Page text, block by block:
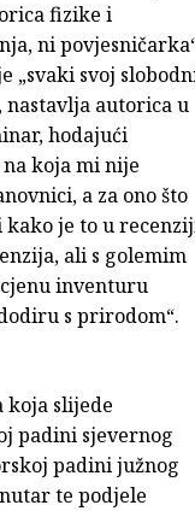
fizike i
ni
„svaki svoj
nastavlja autorica u
hodajući
koja mi nije
a za ono što
kako je to u
ali s golemim
inventuru
s prirodom“.
koja slijede
padini sjevernog
padini južnog
te podjele